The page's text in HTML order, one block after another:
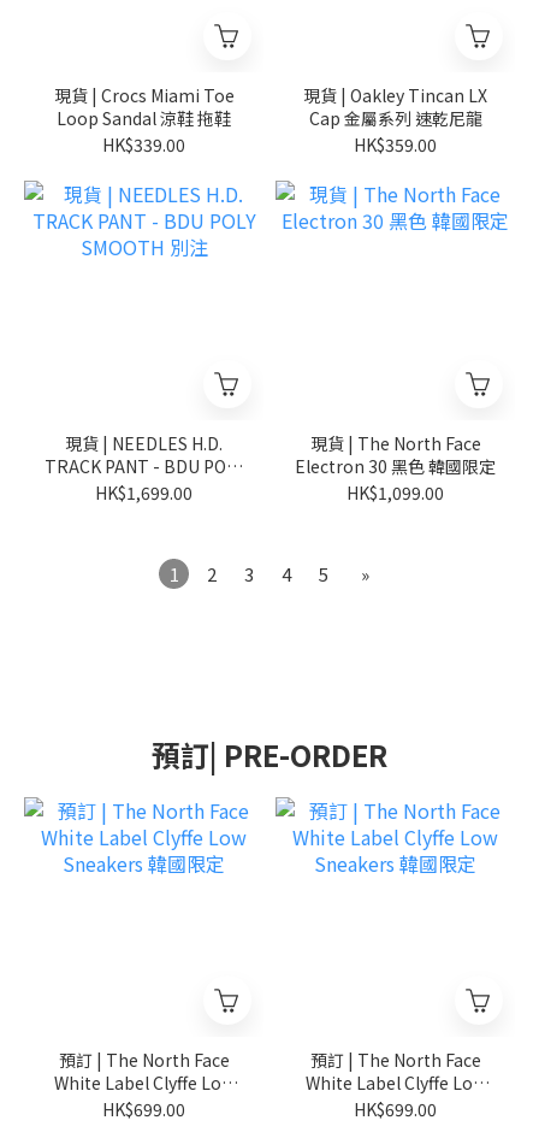
現貨 | Crocs Miami Toe
Loop Sandal 涼鞋 拖鞋
HK$339.00
現貨 | Oakley Tincan LX
Cap 金屬系列 速乾尼龍
HK$359.00
現貨 | NEEDLES H.D.
TRACK PANT - BDU POLY
SMOOTH 別注
HK$1,699.00
現貨 | The North Face
Electron 30 黑色 韓國限定
HK$1,099.00
1 2 3 4 5 »
預訂| PRE-ORDER
預訂 | The North Face
White Label Clyffe Low
Sneakers 韓國限定
HK$699.00
預訂 | The North Face
White Label Clyffe Low
Sneakers 韓國限定
HK$699.00